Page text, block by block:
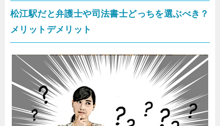
松江駅だと弁護士や司法書士どっちを選ぶべき？
メリットデメリット